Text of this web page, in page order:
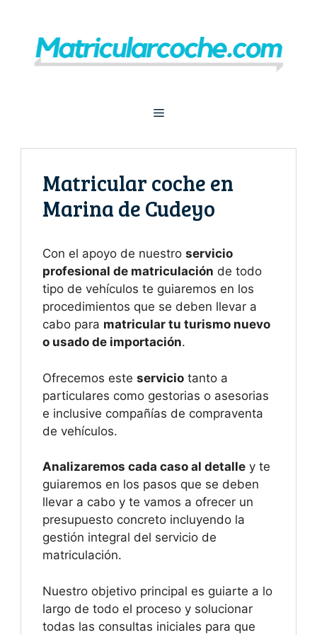
contenido
Menú
Matricular coche en
Marina de Cudeyo
Con el apoyo de nuestro servicio
profesional de matriculación de todo
tipo de vehículos te guiaremos en los
procedimientos que se deben llevar a
cabo para matricular tu turismo nuevo
o usado de importación.
Ofrecemos este servicio tanto a
particulares como gestorias o asesorias
e inclusive compañías de compraventa
de vehículos.
Analizaremos cada caso al detalle y te
guiaremos en los pasos que se deben
llevar a cabo y te vamos a ofrecer un
presupuesto concreto incluyendo la
gestión integral del servicio de
matriculación.
Nuestro objetivo principal es guiarte a lo
largo de todo el proceso y solucionar
todas las consultas iniciales para que